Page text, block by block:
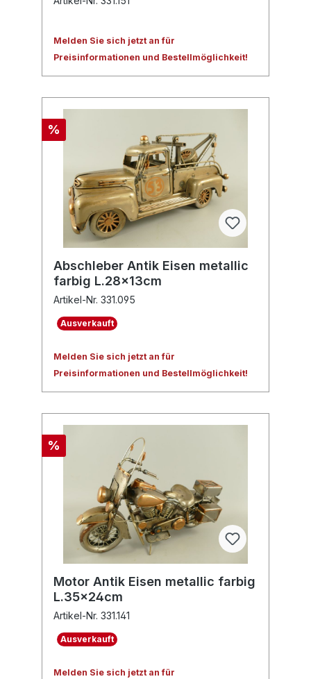
Melden Sie sich jetzt an für
Preisinformationen und Bestellmöglichkeit!
%
Abschleber Antik Eisen metallic
farbig L.28x13cm
Artikel-Nr. 331.095
Ausverkauft
Melden Sie sich jetzt an für
Preisinformationen und Bestellmöglichkeit!
%
Motor Antik Eisen metallic farbig
L.35x24cm
Artikel-Nr. 331.141
Ausverkauft
Melden Sie sich jetzt an für